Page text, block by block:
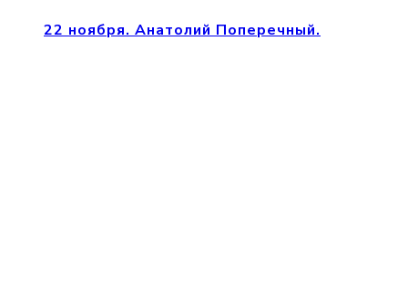
22 ноября. Анатолий Поперечный.